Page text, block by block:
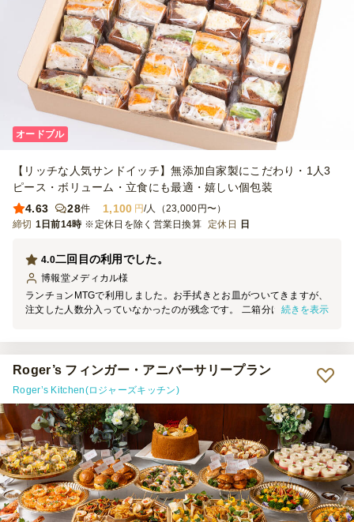
オードブル
【リッチな人気サンドイッチ】無添加自家製にこだわり・1人3
ピース・ボリューム・立食にも最適・嬉しい個包装
4.63
28件 1,100 円/人（23,000円〜）
締切 1日前14時 ※定休日を除く営業日換算 定休日 日
二回目の利用でした。
4.0
博報堂メディカル様
ランチョンMTGで利用しました。お手拭きとお皿がついてきますが、
注文した人数分入っていなかったのが残念です。 二箱分けてバラン
が選べるとよいな、と感じました。パーティー向けに購入した場合は
華やかでよいと思います。
続きを表示
Roger’s フィンガー・アニバーサリープラン
Roger’s Kitchen(ロジャーズキッチン)